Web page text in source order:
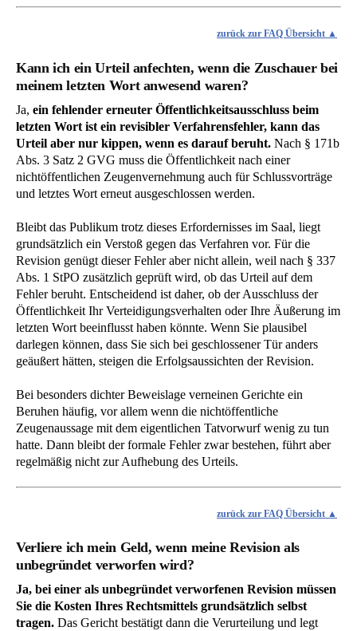
zurück zur FAQ Übersicht
Kann ich ein Urteil anfechten, wenn die Zuschauer bei
meinem letzten Wort anwesend waren?
Ja, ein fehlender erneuter Öffentlichkeitsausschluss beim
letzten Wort ist ein revisibler Verfahrensfehler, kann das
Urteil aber nur kippen, wenn es darauf beruht. Nach § 171b
Abs. 3 Satz 2 GVG muss die Öffentlichkeit nach einer
nichtöffentlichen Zeugenvernehmung auch für Schlussvorträge
und letztes Wort erneut ausgeschlossen werden.
Bleibt das Publikum trotz dieses Erfordernisses im Saal, liegt
grundsätzlich ein Verstoß gegen das Verfahren vor. Für die
Revision genügt dieser Fehler aber nicht allein, weil nach § 337
Abs. 1 StPO zusätzlich geprüft wird, ob das Urteil auf dem
Fehler beruht. Entscheidend ist daher, ob der Ausschluss der
Öffentlichkeit Ihr Verteidigungsverhalten oder Ihre Äußerung im
letzten Wort beeinflusst haben könnte. Wenn Sie plausibel
darlegen können, dass Sie sich bei geschlossener Tür anders
geäußert hätten, steigen die Erfolgsaussichten der Revision.
Bei besonders dichter Beweislage verneinen Gerichte ein
Beruhen häufig, vor allem wenn die nichtöffentliche
Zeugenaussage mit dem eigentlichen Tatvorwurf wenig zu tun
hatte. Dann bleibt der formale Fehler zwar bestehen, führt aber
regelmäßig nicht zur Aufhebung des Urteils.
zurück zur FAQ Übersicht
Verliere ich mein Geld, wenn meine Revision als
unbegründet verworfen wird?
Ja, bei einer als unbegründet verworfenen Revision müssen
Sie die Kosten Ihres Rechtsmittels grundsätzlich selbst
tragen. Das Gericht bestätigt dann die Verurteilung und legt